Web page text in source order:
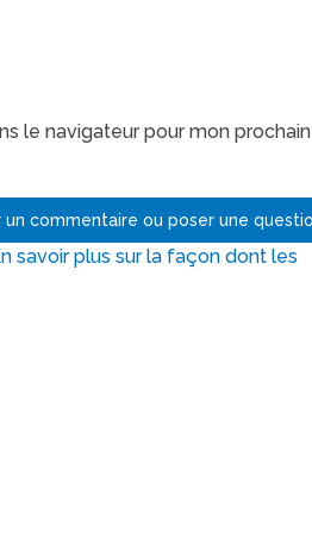
le navigateur pour mon prochain
savoir plus sur la façon dont les